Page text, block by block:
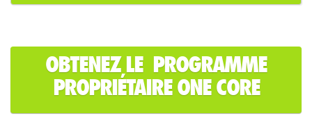
OBTENEZ LE PROGRAMME
PROPRIÉTAIRE ONE CORE